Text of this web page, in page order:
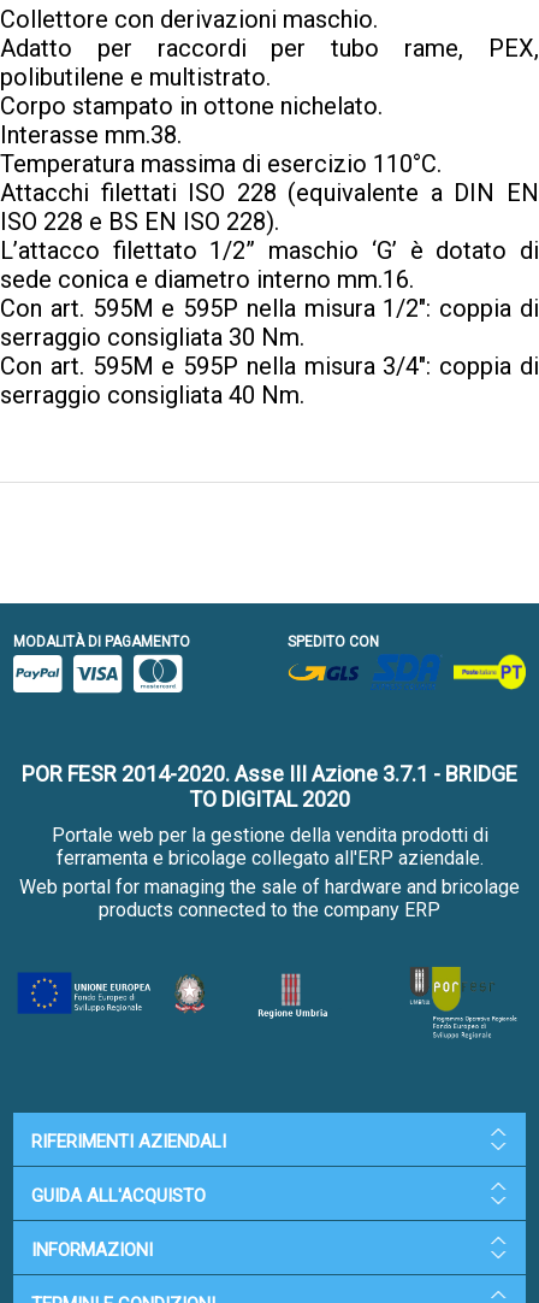
Collettore con derivazioni maschio.
Adatto per raccordi per tubo rame, PEX,
polibutilene e multistrato.
Corpo stampato in ottone nichelato.
Interasse mm.38.
Temperatura massima di esercizio 110°C.
Attacchi filettati ISO 228 (equivalente a DIN EN
ISO 228 e BS EN ISO 228).
L’attacco filettato 1/2” maschio ‘G’ è dotato di
sede conica e diametro interno mm.16.
Con art. 595M e 595P nella misura 1/2″: coppia di
serraggio consigliata 30 Nm.
Con art. 595M e 595P nella misura 3/4″: coppia di
serraggio consigliata 40 Nm.
MODALITÀ DI PAGAMENTO SPEDITO CON
POR FESR 2014-2020. Asse III Azione 3.7.1 - BRIDGE
TO DIGITAL 2020
Portale web per la gestione della vendita prodotti di
ferramenta e bricolage collegato all'ERP aziendale.
Web portal for managing the sale of hardware and bricolage
products connected to the company ERP
RIFERIMENTI AZIENDALI
GUIDA ALL'ACQUISTO
INFORMAZIONI